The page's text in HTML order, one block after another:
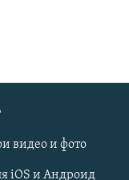
видео и фото
iOS и Андроид